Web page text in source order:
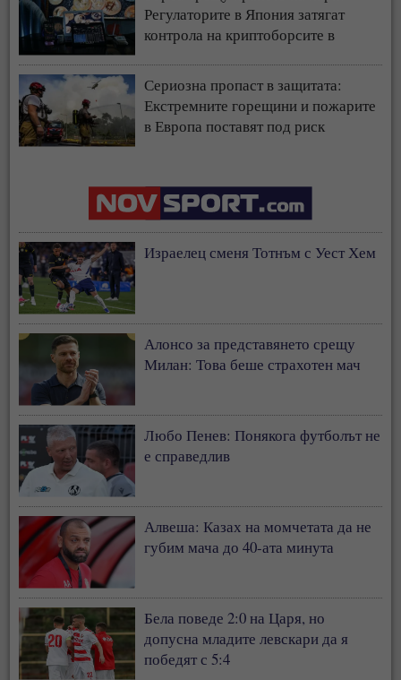
Регулаторите в Япония затягат
контрола на криптоборсите в
Сериозна пропаст в защитата:
Екстремните горещини и пожарите
в Европа поставят под риск
Израелец сменя Тотнъм с Уест Хем
Алонсо за представянето срещу
Милан: Това беше страхотен мач
Любо Пенев: Понякога футболът не
е справедлив
Алвеша: Казах на момчетата да не
губим мача до 40-ата минута
Бела поведе 2:0 на Царя, но
допусна младите левскари да я
победят с 5:4